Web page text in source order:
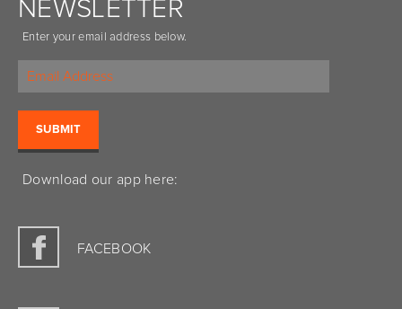
NEWSLETTER
Enter your email address below.
Download our app here:
FACEBOOK